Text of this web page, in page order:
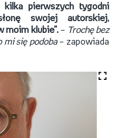
kilka pierwszych tygodni
swojej autorskiej,
moim klubie”.– Trochę bez
mi się podoba– zapowiada